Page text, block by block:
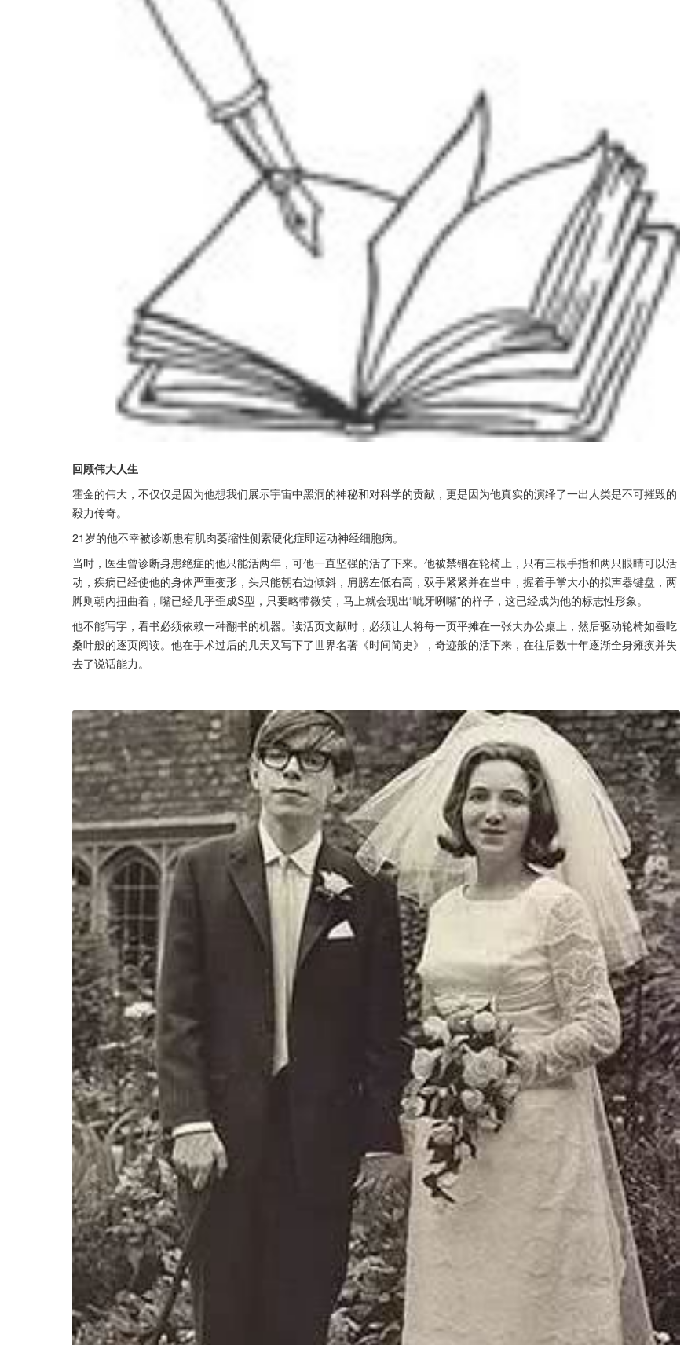
回顾伟大人生
霍金的伟大，不仅仅是因为他想我们展示宇宙中黑洞的神秘和对科学的贡献，更是因为他真实的演绎了一出人类是不可摧毁的
毅力传奇。
21岁的他不幸被诊断患有肌肉萎缩性侧索硬化症即运动神经细胞病。
当时，医生曾诊断身患绝症的他只能活两年，可他一直坚强的活了下来。他被禁锢在轮椅上，只有三根手指和两只眼睛可以活
动，疾病已经使他的身体严重变形，头只能朝右边倾斜，肩膀左低右高，双手紧紧并在当中，握着手掌大小的拟声器键盘，两
脚则朝内扭曲着，嘴已经几乎歪成S型，只要略带微笑，马上就会现出“呲牙咧嘴”的样子，这已经成为他的标志性形象。
他不能写字，看书必须依赖一种翻书的机器。读活页文献时，必须让人将每一页平摊在一张大办公桌上，然后驱动轮椅如蚕吃
桑叶般的逐页阅读。他在手术过后的几天又写下了世界名著《时间简史》，奇迹般的活下来，在往后数十年逐渐全身瘫痪并失
去了说话能力。